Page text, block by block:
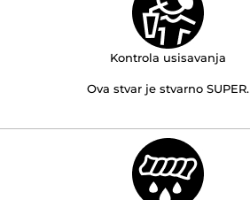
Kontrola usisavanja
Ova stvar je stvarno SUPER.